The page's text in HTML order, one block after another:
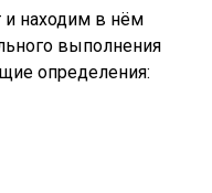
и находим в нём
выполнения
определения: